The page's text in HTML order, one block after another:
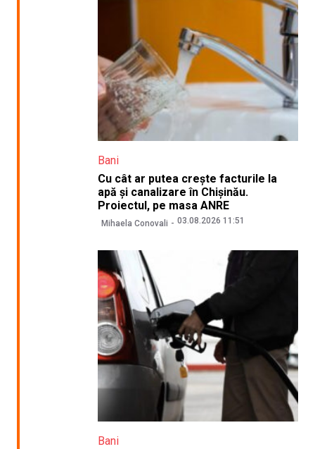
Bani
Cu cât ar putea crește facturile la
apă și canalizare în Chișinău.
Proiectul, pe masa ANRE
Mihaela Conovali 03.08.2026 11:51
Bani